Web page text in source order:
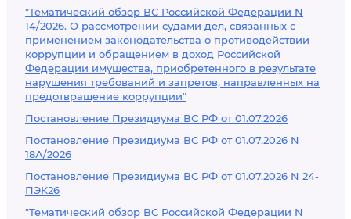
"Тематический обзор ВС Российской Федерации N
14/2026. О рассмотрении судами дел, связанных с
применением законодательства о противодействии
коррупции и обращением в доход Российской
Федерации имущества, приобретенного в результате
нарушения требований и запретов, направленных на
предотвращение коррупции"
Постановление Президиума ВС РФ от 01.07.2026
Постановление Президиума ВС РФ от 01.07.2026 N
18А/2026
Постановление Президиума ВС РФ от 01.07.2026 N 24-
ПЭК26
"Тематический обзор ВС Российской Федерации N